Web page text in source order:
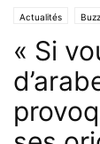
Actualités Buzz
« Si